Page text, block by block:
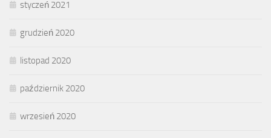
styczeń 2021
grudzień 2020
listopad 2020
październik 2020
wrzesień 2020